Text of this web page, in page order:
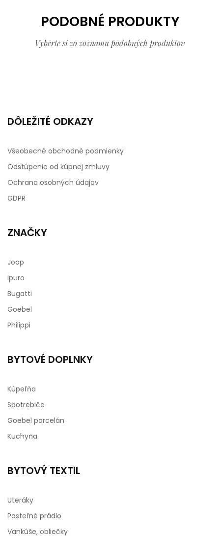
PODOBNÉ PRODUKTY
Vyberte si zo zoznamu podobných produktov
DÔLEŽITÉ ODKAZY
Všeobecné obchodné podmienky
Odstúpenie od kúpnej zmluvy
Ochrana osobných údajov
GDPR
ZNAČKY
Joop
Ipuro
Bugatti
Goebel
Philippi
BYTOVÉ DOPLNKY
Kúpeľňa
Spotrebiče
Goebel porcelán
Kuchyňa
BYTOVÝ TEXTIL
Uteráky
Posteľné prádlo
Vankúše, obliečky